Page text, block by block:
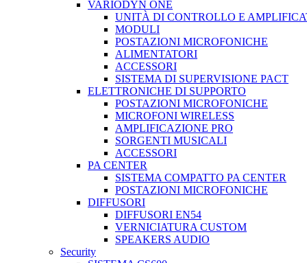
VARIODYN ONE
UNITÀ DI CONTROLLO E
MODULI
POSTAZIONI MICROFONICHE
ALIMENTATORI
ACCESSORI
SISTEMA DI SUPERVISIONE PACT
ELETTRONICHE DI SUPPORTO
POSTAZIONI MICROFONICHE
MICROFONI WIRELESS
AMPLIFICAZIONE PRO
SORGENTI MUSICALI
ACCESSORI
PA CENTER
SISTEMA COMPATTO PA CENTER
POSTAZIONI MICROFONICHE
DIFFUSORI
DIFFUSORI EN54
VERNICIATURA CUSTOM
SPEAKERS AUDIO
Security